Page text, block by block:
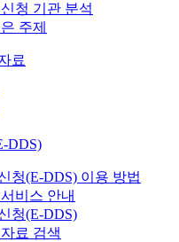
청 기관 분석
주제
료
DDS)
청(E-DDS) 이용 방법
비스 안내
청(E-DDS)
료 검색